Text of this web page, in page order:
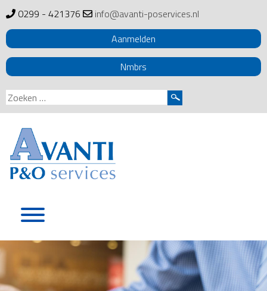
0299 - 421376
info@avanti-poservices.nl
Aanmelden
Nmbrs
Zoeken
naar: